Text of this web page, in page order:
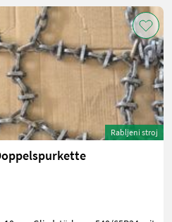
Rabljeni stroj